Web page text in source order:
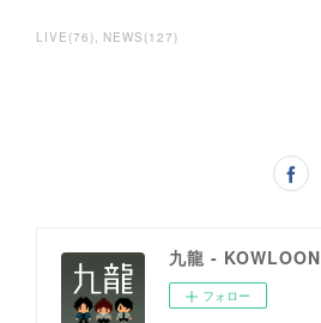
LIVE (76) NEWS (127)
九龍 - KOWLOON
フォロー